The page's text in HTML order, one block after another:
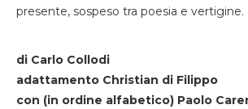
presente, sospeso tra poesia e vertigine.
di Carlo Collodi
adattamento Christian di Filippo
con (in ordine alfabetico) Paolo